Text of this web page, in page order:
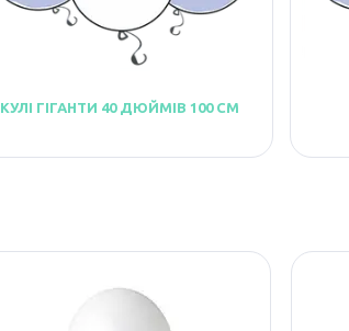
КУЛІ ГІГАНТИ 40 ДЮЙМІВ 100 СМ